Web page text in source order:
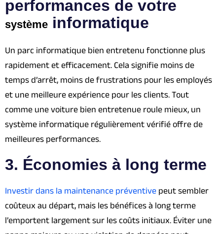
performances de votre
système informatique
Un parc informatique bien entretenu fonctionne plus
rapidement et efficacement. Cela signifie moins de
temps d’arrêt, moins de frustrations pour les employés
et une meilleure expérience pour les clients. Tout
comme une voiture bien entretenue roule mieux, un
système informatique régulièrement vérifié offre de
meilleures performances.
3. Économies à long terme
Investir dans la maintenance préventive peut sembler
coûteux au départ, mais les bénéfices à long terme
l’emportent largement sur les coûts initiaux. Éviter une